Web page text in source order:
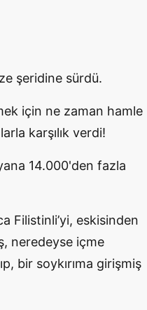
şeridine sürdü.
için ne zaman hamle
karşılık verdi!
14.000'den fazla
Filistinli’yi, eskisinden
neredeyse içme
bir soykırıma girişmiş